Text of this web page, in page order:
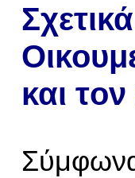
Σχετικά
και τον